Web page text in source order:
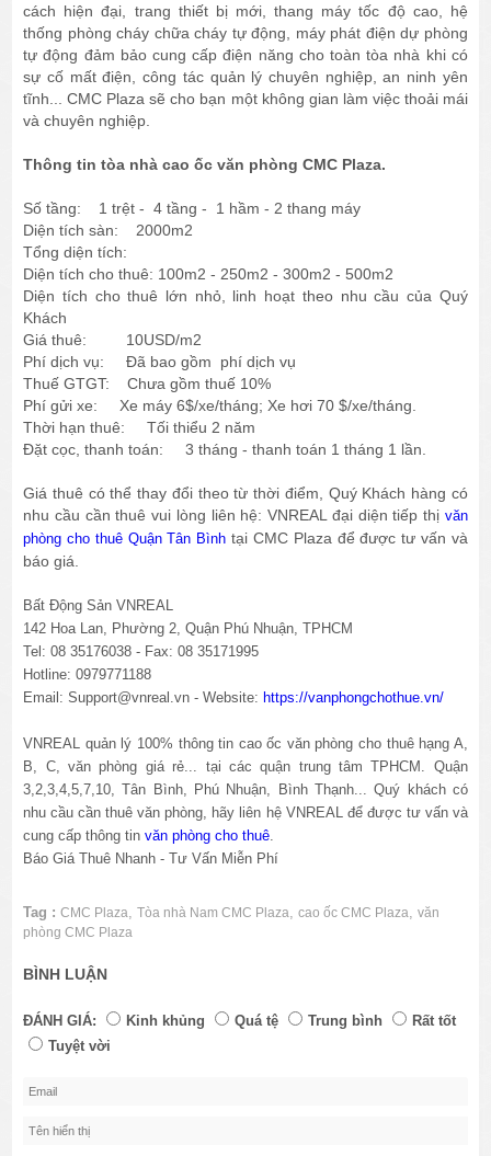
cách hiện đại, trang thiết bị mới, thang máy tốc độ cao, hệ
thống phòng cháy chữa cháy tự động, máy phát điện dự phòng
tự động đảm bảo cung cấp điện năng cho toàn tòa nhà khi có
sự cố mất điện, công tác quản lý chuyên nghiệp, an ninh yên
tĩnh... CMC Plaza sẽ cho bạn một không gian làm việc thoải mái
và chuyên nghiệp.
Thông tin tòa nhà cao ốc văn phòng CMC Plaza.
Số tầng: 1 trệt - 4 tầng - 1 hầm - 2 thang máy
Diện tích sàn: 2000m2
Tổng diện tích:
Diện tích cho thuê: 100m2 - 250m2 - 300m2 - 500m2
Diện tích cho thuê lớn nhỏ, linh hoạt theo nhu cầu của Quý
Khách
Giá thuê: 10USD/m2
Phí dịch vụ: Đã bao gồm phí dịch vụ
Thuế GTGT: Chưa gồm thuế 10%
Phí gửi xe: Xe máy 6$/xe/tháng; Xe hơi 70 $/xe/tháng.
Thời hạn thuê: Tối thiểu 2 năm
Đặt cọc, thanh toán: 3 tháng - thanh toán 1 tháng 1 lần.
Giá thuê có thể thay đổi theo từ thời điểm, Quý Khách hàng có
nhu cầu cần thuê vui lòng liên hệ: VNREAL đại diện tiếp thị văn
phòng cho thuê Quận Tân Bình tại CMC Plaza để được tư vấn và
báo giá.
Bất Động Sản VNREAL
142 Hoa Lan, Phường 2, Quận Phú Nhuận, TPHCM
Tel: 08 35176038 - Fax: 08 35171995
Hotline: 0979771188
Email: Support@vnreal.vn - Website: https://vanphongchothue.vn/
VNREAL quản lý 100% thông tin cao ốc văn phòng cho thuê hạng A,
B, C, văn phòng giá rẻ... tại các quận trung tâm TPHCM. Quận
3,2,3,4,5,7,10, Tân Bình, Phú Nhuận, Bình Thạnh... Quý khách có
nhu cầu cần thuê văn phòng, hãy liên hệ VNREAL để được tư vấn và
cung cấp thông tinvăn phòng cho thuê.
Báo Giá Thuê Nhanh - Tư Vấn Miễn Phí
Tag : CMC Plaza,Tòa nhà Nam CMC Plaza,cao ốc CMC Plaza,văn
phòng CMC Plaza
BÌNH LUẬN
ĐÁNH GIÁ: Kinh khủng Quá tệ Trung bình
Rất tốt
Tuyệt vời